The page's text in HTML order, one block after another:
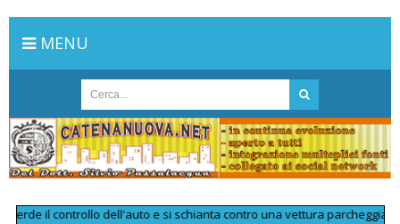
MENU
il controllo dell'auto e si schianta contro una vettura parcheggiata: